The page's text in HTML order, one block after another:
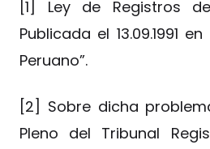
[1] Ley de Registros
Publicada el 13.09.1991
Peruano”.
[2] Sobre dicha
Pleno del Tribunal